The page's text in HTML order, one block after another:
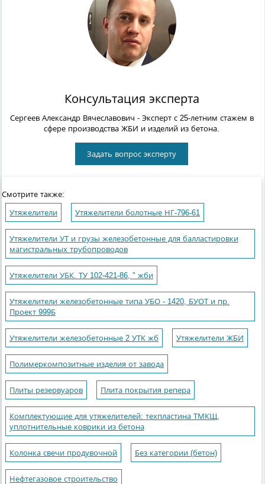
Консультация эксперта
Сергеев Александр Вячеславович - Эксперт с 25-летним стажем в
сфере производства ЖБИ и изделий из бетона.
Задать вопрос эксперту
Смотрите также:
Утяжелители Утяжелители болотные НГ-796-61
Утяжелители УТ и грузы железобетонные для балластировки
магистральных трубопроводов
Утяжелители УБК. ТУ 102-421-86, " жби
Утяжелители железобетонные типа УБО - 1420, БУОТ и пр.
Проект 999Б
Утяжелители железобетонные 2 УТК жб Утяжелители ЖБИ
Полимеркомпозитные изделия от завода
Плиты резервуаров Плита покрытия репера
Комплектующие для утяжелителей: техпластина ТМКЩ,
уплотнительные коврики из бетона
Колонка свечи продувочной Без категории (бетон)
Нефтегазовое строительство